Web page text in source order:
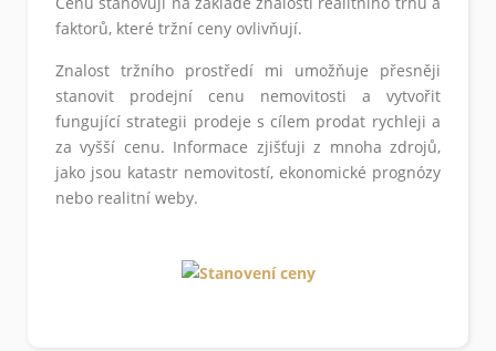
faktorů, které tržní ceny ovlivňují.
Znalost tržního prostředí mi umožňuje přesněji
stanovit prodejní cenu nemovitosti a vytvořit
fungující strategii prodeje s cílem prodat rychleji a
za vyšší cenu. Informace zjišťuji z mnoha zdrojů,
jako jsou katastr nemovitostí, ekonomické prognózy
nebo realitní weby.